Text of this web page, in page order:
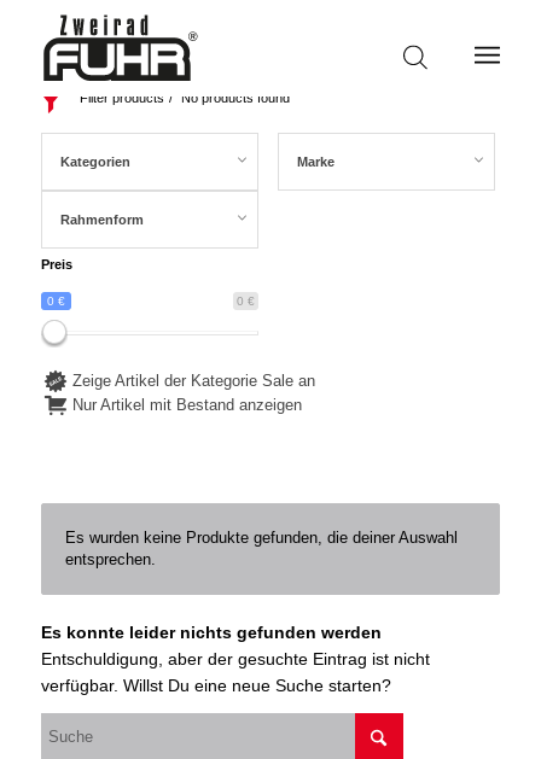
Filter products No products found
Kategorien Marke
Rahmenform
Preis
0 €
0 €
Zeige Artikel der Kategorie Sale an
Nur Artikel mit Bestand anzeigen
Es wurden keine Produkte gefunden, die deiner Auswahl
entsprechen.
Es konnte leider nichts gefunden werden
Entschuldigung, aber der gesuchte Eintrag ist nicht
verfügbar. Willst Du eine neue Suche starten?